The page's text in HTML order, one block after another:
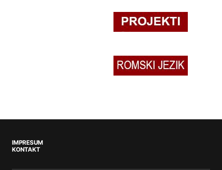
IMPRESUM
KONTAKT